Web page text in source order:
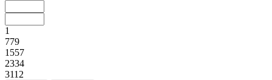
1
779
1557
2334
3112